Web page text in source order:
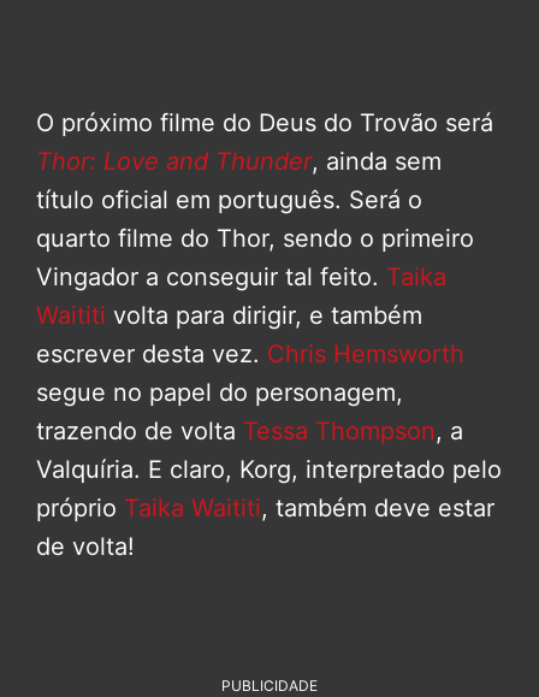
O próximo filme do Deus do Trovão será
Thor: Love and Thunder, ainda sem
título oficial em português. Será o
quarto filme do Thor, sendo o primeiro
Vingador a conseguir tal feito. Taika
Waititi volta para dirigir, e também
escrever desta vez. Chris Hemsworth
segue no papel do personagem,
trazendo de volta Tessa Thompson, a
Valquíria. E claro, Korg, interpretado pelo
próprio Taika Waititi, também deve estar
de volta!
PUBLICIDADE